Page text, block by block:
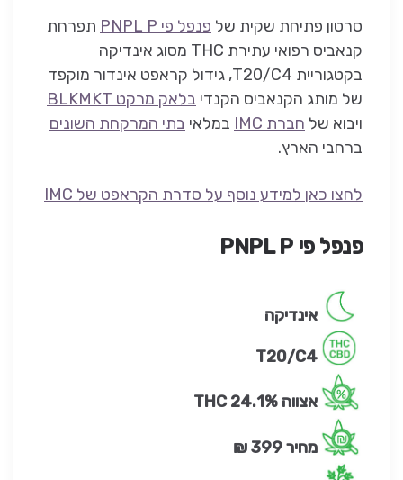
סרטון פתיחת שקית של פנפל פי PNPL P
תפרחת
קנאביס רפואי עתירת THC מסוג אינדיקה
בקטגוריית T20/C4, גידול קראפט אינדור מוקפד
של מותג הקנאביס הקנדי בלאק מרקט BLKMKT
ויבוא של חברת IMC במלאי בתי המרקחת השונים
ברחבי הארץ.
לחצו כאן למידע נוסף על סדרת הקראפט של IMC
פנפל פי PNPL P
אינדיקה
T20/C4
אצווה 24.1% THC
מחיר 399 ₪